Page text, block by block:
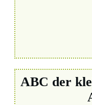
ABC der